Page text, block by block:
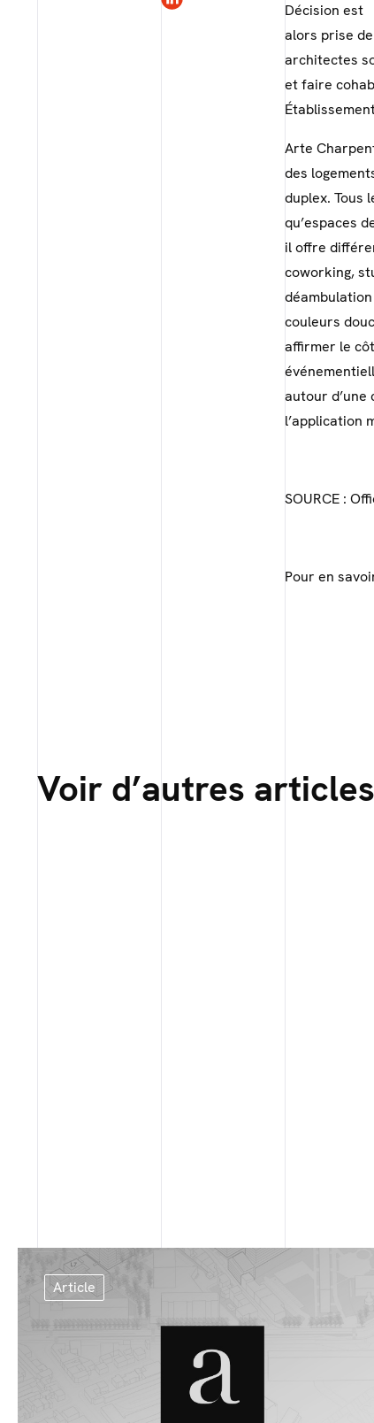
Décision est
alors prise
architectes
et faire
Arte
des
duplex. Tous
qu’espaces
il offre
coworking,
couleurs
affirmer le
autour
l’application
SOURCE :
Pour en
Voir d’autres
Article